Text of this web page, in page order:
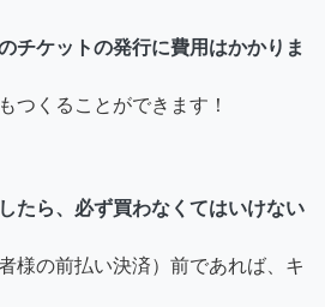
チケットの発行に費用はかかりま
つくることができます！
たら、必ず買わなくてはいけない
様の前払い決済）前であれば、キ